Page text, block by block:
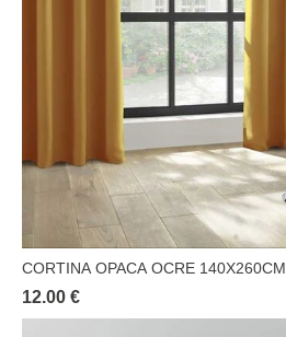
CORTINA OPACA OCRE 140X260CM
12.00 €